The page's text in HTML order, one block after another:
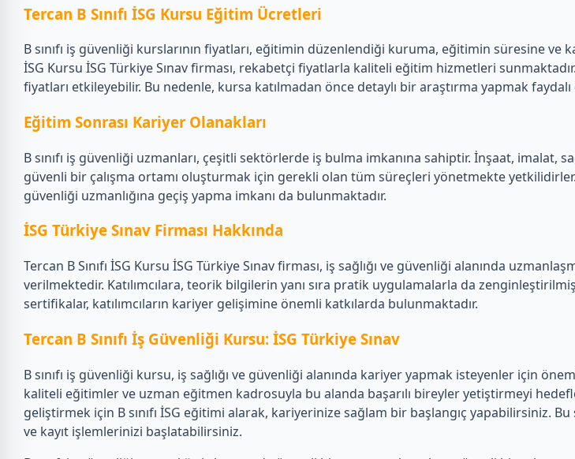
Tercan B Sınıfı İSG Kursu Eğitim Ücretleri
B sınıfı iş güvenliği kurslarının fiyatları, eğitimin düzenlendiği kuruma, eğitimin süresine ve
İSG Kursu İSG Türkiye Sınav firması, rekabetçi fiyatlarla kaliteli eğitim hizmetleri
fiyatları etkileyebilir. Bu nedenle, kursa katılmadan önce detaylı bir araştırma yapmak faydalı
Eğitim Sonrası Kariyer Olanakları
B sınıfı iş güvenliği uzmanları, çeşitli sektörlerde iş bulma imkanına sahiptir. İnşaat,
güvenli bir çalışma ortamı oluşturmak için gerekli olan tüm süreçleri yönetmekte yetkilidirler.
güvenliği uzmanlığına geçiş yapma imkanı da bulunmaktadır.
İSG Türkiye Sınav Firması Hakkında
Tercan B Sınıfı İSG Kursu İSG Türkiye Sınav firması, iş sağlığı ve güvenliği alanında
verilmektedir. Katılımcılara, teorik bilgilerin yanı sıra pratik uygulamalarla da
sertifikalar, katılımcıların kariyer gelişimine önemli katkılarda bulunmaktadır.
Tercan B Sınıfı İş Güvenliği Kursu: İSG Türkiye Sınav
B sınıfı iş güvenliği kursu, iş sağlığı ve güvenliği alanında kariyer yapmak isteyenler için
kaliteli eğitimler ve uzman eğitmen kadrosuyla bu alanda başarılı bireyler yetiştirmeyi
geliştirmek için B sınıfı İSG eğitimi alarak, kariyerinize sağlam bir başlangıç yapabilirsiniz.
ve kayıt işlemlerinizi başlatabilirsiniz.